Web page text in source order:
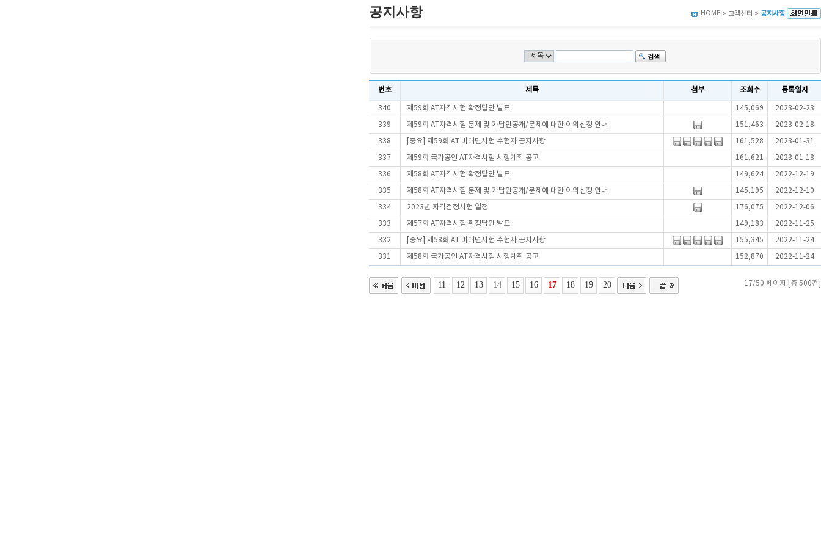
공지사항 HOME > 고객센터 > 공지사항
번호 제목 첨부 조회수 등록일자
340 제59회 AT자격시험 확정답안 발표 145,069 2023-02-23
339 제59회 AT자격시험 문제 및 가답안공개/문제에 대한 이의신청 안내 151,463 2023-02-18
338 [중요] 제59회 AT 비대면시험 수험자 공지사항 161,528 2023-01-31
337 제59회 국가공인 AT자격시험 시행계획 공고 161,621 2023-01-18
336 제58회 AT자격시험 확정답안 발표 149,624 2022-12-19
335 제58회 AT자격시험 문제 및 가답안공개/문제에 대한 이의신청 안내 145,195 2022-12-10
334 2023년 자격검정시험 일정 176,075 2022-12-06
333 제57회 AT자격시험 확정답안 발표 149,183 2022-11-25
332 [중요] 제58회 AT 비대면시험 수험자 공지사항 155,345 2022-11-24
331 제58회 국가공인 AT자격시험 시행계획 공고 152,870 2022-11-24
11 12 13 14 15 16 17 18 19 20 17/50 페이지 [총 500건]